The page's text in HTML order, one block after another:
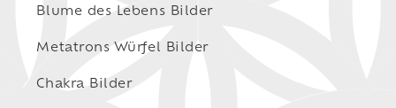
Blume des Lebens Bilder
Metatrons Würfel Bilder
Chakra Bilder